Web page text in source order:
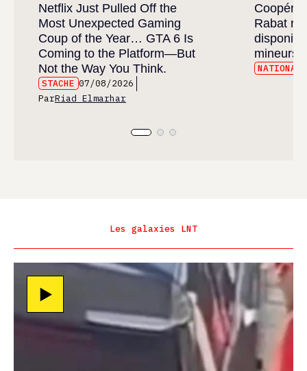
Netflix Just Pulled Off the
Most Unexpected Gaming
Coup of the Year… GTA 6 Is
Coming to the Platform—But
Not the Way You Think.
STACHE 07/08/2026
ParRiad Elmarhar
Rabat
mineurs
NATIONAL
Les galaxies LNT